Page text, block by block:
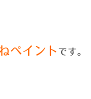
ペイント です。